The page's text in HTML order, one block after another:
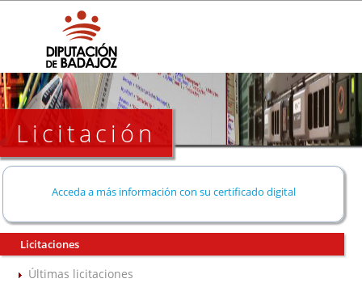
Licitación
Acceda a más información con su certificado digital
Licitaciones
Últimas licitaciones